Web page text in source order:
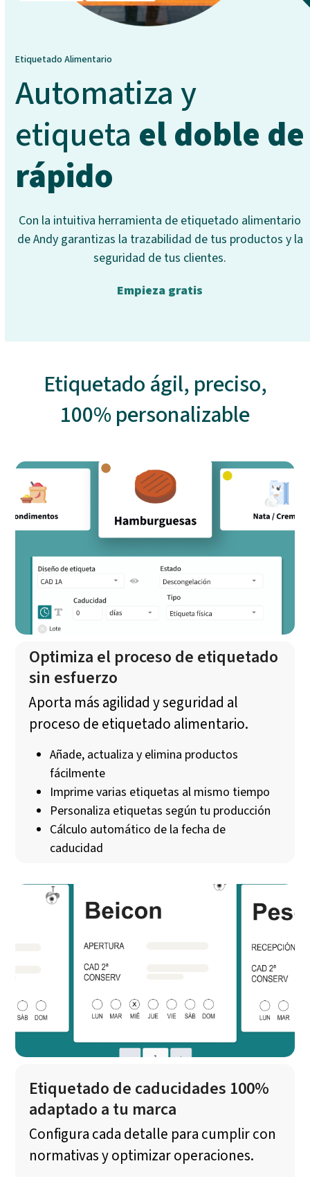
Etiquetado Alimentario
Automatiza y
etiqueta el doble de
rápido
Con la intuitiva herramienta de etiquetado alimentario
de Andy garantizas la trazabilidad de tus productos y la
seguridad de tus clientes.
Empieza gratis
Etiquetado ágil, preciso,
100% personalizable
Optimiza el proceso de etiquetado
sin esfuerzo
Aporta más agilidad y seguridad al
proceso de etiquetado alimentario.
Añade, actualiza y elimina productos
fácilmente
Imprime varias etiquetas al mismo tiempo
Personaliza etiquetas según tu producción
Cálculo automático de la fecha de
caducidad
Etiquetado de caducidades 100%
adaptado a tu marca
Configura cada detalle para cumplir con
normativas y optimizar operaciones.